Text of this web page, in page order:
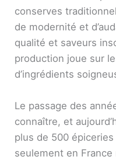
conserves
de modernité et
qualité et saveurs
production joue sur
d’ingrédients
Le passage des
connaître, et
plus de 500
seulement en France